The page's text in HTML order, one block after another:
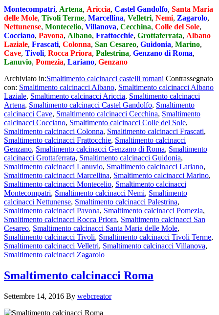
Montecompatri, Artena, Ariccia, Castel Gandolfo, Santa Maria
delle Mole, Tivoli Terme, Marcellina, Velletri, Nemi, Zagarolo,
Nettunense, Montecelio, Villanova, Cecchina, Colle del Sole,
Cocciano, Pavona, Albano, Frattocchie, Grottaferrata, Albano
Laziale, Frascati, Colonna, San Cesareo, Guidonia, Marino,
Cave, Tivoli, Rocca Priora, Palestrina, Genzano di Roma,
Lanuvio, Pomezia, Lariano, Genzano
Archiviato in:Smaltimento calcinacci castelli romani Contrassegnato
con: Smaltimento calcinacci Albano, Smaltimento calcinacci Albano
Laziale, Smaltimento calcinacci Ariccia, Smaltimento calcinacci
Artena, Smaltimento calcinacci Castel Gandolfo, Smaltimento
calcinacci Cave, Smaltimento calcinacci Cecchina, Smaltimento
calcinacci Cocciano, Smaltimento calcinacci Colle del Sole,
Smaltimento calcinacci Colonna, Smaltimento calcinacci Frascati,
Smaltimento calcinacci Frattocchie, Smaltimento calcinacci
Genzano, Smaltimento calcinacci Genzano di Roma, Smaltimento
calcinacci Grottaferrata, Smaltimento calcinacci Guidonia,
Smaltimento calcinacci Lanuvio, Smaltimento calcinacci Lariano,
Smaltimento calcinacci Marcellina, Smaltimento calcinacci Marino,
Smaltimento calcinacci Montecelio, Smaltimento calcinacci
Montecompatri, Smaltimento calcinacci Nemi, Smaltimento
calcinacci Nettunense, Smaltimento calcinacci Palestrina,
Smaltimento calcinacci Pavona, Smaltimento calcinacci Pomezia,
Smaltimento calcinacci Rocca Priora, Smaltimento calcinacci San
Cesareo, Smaltimento calcinacci Santa Maria delle Mole,
Smaltimento calcinacci Tivoli, Smaltimento calcinacci Tivoli Terme,
Smaltimento calcinacci Velletri, Smaltimento calcinacci Villanova,
Smaltimento calcinacci Zagarolo
Smaltimento calcinacci Roma
Settembre 14, 2016 By webcreator